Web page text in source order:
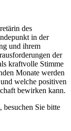
des
in der
und ihrem
der
kraftvolle Stimme
Monate werden
welche positiven
bewirken kann.
besuchen Sie bitte